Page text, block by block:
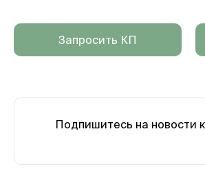
Запросить КП
Подпишитесь на новости